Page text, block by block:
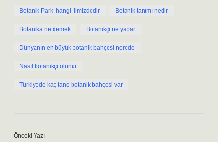
Botanik Parkı hangi ilimizdedir Botanik tanımı nedir
Botanika ne demek Botanikçi ne yapar
Dünyanın en büyük botanik bahçesi nerede
Nasıl botanikçi olunur
Türkiyede kaç tane botanik bahçesi var
Önceki Yazı